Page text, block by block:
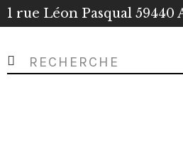
1 rue Léon Pasqual 59440